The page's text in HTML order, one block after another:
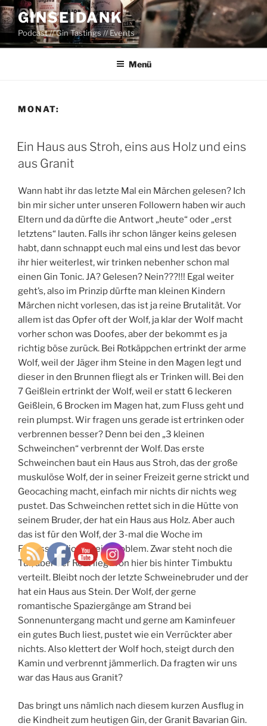
Zum
Inhalt
springen
GINSEIDANK
Podcast // Gin Tastings // Events
Menü
MONAT:
Ein Haus aus Stroh, eins aus Holz und eins
aus Granit
Wann habt ihr das letzte Mal ein Märchen gelesen? Ich
bin mir sicher unter unseren Followern haben wir auch
Eltern und da dürfte die Antwort „heute“ oder „erst
letztens“ lauten. Falls ihr schon länger keins gelesen
habt, dann schnappt euch mal eins und lest das bevor
ihr hier weiterlest, wir trinken nebenher schon mal
einen Gin Tonic. JA? Gelesen? Nein???!!! Egal weiter
geht’s, also im Prinzip dürfte man kleinen Kindern
Märchen nicht vorlesen, das ist ja reine Brutalität. Vor
allem ist das Opfer oft der Wolf, ja klar der Wolf macht
vorher schon was Doofes, aber der bekommt es ja
richtig böse zurück. Bei Rotkäppchen ertrinkt der arme
Wolf, weil der Jäger ihm Steine in den Magen legt und
dieser in den Brunnen fliegt als er Trinken will. Bei den
7 Geißlein ertrinkt der Wolf, weil er statt 6 leckeren
Geißlein, 6 Brocken im Magen hat, zum Fluss geht und
rein plumpst. Wir fragen uns gerade ist ertrinken oder
verbrennen besser? Denn bei den „3 kleinen
Schweinchen“ verbrennt der Wolf. Das erste
Schweinchen baut ein Haus aus Stroh, das der große
muskulöse Wolf, der in seiner Freizeit gerne strickt und
Geocaching macht, einfach mir nichts dir nichts weg
pustet. Das Schweinchen rettet sich in die Hütte von
seinem Bruder, der hat ein Haus aus Holz. Aber auch
das ist für den Wolf, der 3-mal die Woche im
Fitnessstudio ist kein Problem. Zwar steht noch die
Tür, aber der Rest liegt von hier bis hinter Timbuktu
verteilt. Bleibt noch der letzte Schweinebruder und der
hat ein Haus aus Stein. Der Wolf, der gerne
romantische Spaziergänge am Strand bei
Sonnenuntergang macht und gerne am Kaminfeuer
ein gutes Buch liest, pustet wie ein Verrückter aber
nichts. Also klettert der Wolf hoch, steigt durch den
Kamin und verbrennt jämmerlich. Da fragten wir uns
war das Haus aus Granit?
Das bringt uns nämlich nach diesem kurzen Ausflug in
die Kindheit zum heutigen Gin, der Granit Bavarian Gin.